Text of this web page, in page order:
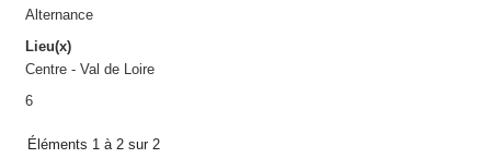
Alternance
Lieu(x)
Centre - Val de Loire
6
Éléments 1 à 2 sur 2